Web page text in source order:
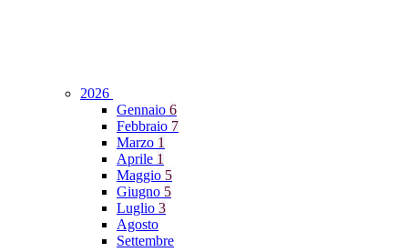
2026
Gennaio 6
Febbraio 7
Marzo 1
Aprile 1
Maggio 5
Giugno 5
Luglio 3
Agosto
Settembre